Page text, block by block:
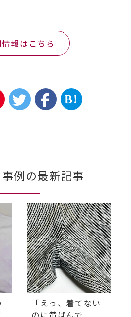
情報はこちら
B!
例の最新記事
「えっ、着てない
のに黄ばんで